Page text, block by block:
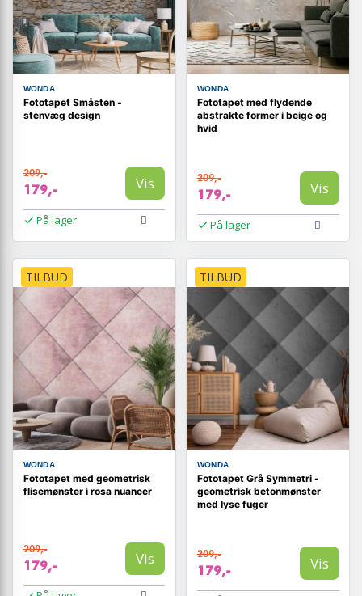
WONDA
Fototapet Småsten -
stenvæg design
209,-
179,- Vis
På lager
WONDA
Fototapet med flydende
abstrakte former i beige og
hvid
209,-
179,- Vis
På lager
TILBUD
WONDA
Fototapet med geometrisk
flisemønster i rosa nuancer
209,-
179,- Vis
TILBUD
WONDA
Fototapet Grå Symmetri -
geometrisk betonmønster
med lyse fuger
209,-
179,- Vis